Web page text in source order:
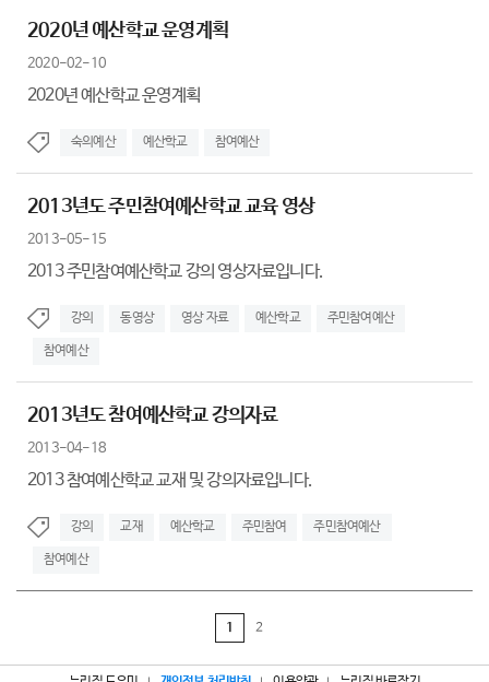
2020년 예산학교 운영계획
2020-02-10
2020년 예산학교 운영계획
숙의예산 예산학교 참여예산
2013년도 주민참여예산학교 교육 영상
2013-05-15
2013 주민참여예산학교 강의 영상자료입니다.
강의 동영상 영상 자료 예산학교 주민참여예산
참여예산
2013년도 참여예산학교 강의자료
2013-04-18
2013 참여예산학교 교재 및 강의자료입니다.
강의 교재 예산학교 주민참여 주민참여예산
참여예산
1 2